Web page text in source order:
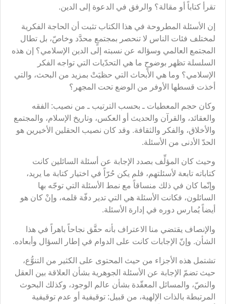
تقرأ كتاباً أو مقالة؟ والرفق في الدعوة إلى الدين.
إن الأسئلة المطروحة في هذا الكتاب تثبت أن الحاجة الفكرية
لمختلف فئات الناس لا تنحصر بمجتمعٍ محدَّد وخاصّ، بل تطال
المجتمع العالمي وسؤاله عن نسبته إلى الدين الإسلامي؟ إن هذه
السلسلة تظهر بوضوحٍ ما هي التحدّيات التي تواجه الفكر
الإسلامي؟ وما هي الأبحاث التي حظيَتْ بمزيد من البحث، والتي
أخذت قسطها الأوفر من الوضع تحت المجهر؟
وكان حجم المعطيات ـ بحسب الترتيب ـ من نصيب: الفقه
والعقائد، والقرآن والحديث أو العكس، وتاريخ الإسلام، والمجتمع
والأخلاق، والفكر والثقافة. وقد كان نصيب الحقلين الأخيرين هو
الحدّ الأدنى من الأسئلة.
وحيث كان المؤلِّف بصدد الإجابة عن أسئلة السائلين كانت
كتاباته تابعة لأسئلتهم، فلم يكن حُرّاً في اختيار كتابة ما يريد،
وإنّما كان في ذلك منساقاً مع نمط الأسئلة التي توجّه بها
السائلون، فكانت الأسئلة هي التي تدير دفّة قلمه، وإنْ كان هو
أيضاً يُمارس دوره في إدارة الأسئلة.
والإنصاف يقتضي منا الاعتراف بأنه حقَّق نجاحاً باهراً في هذا
الشأن. وإنّ الإجابات كانت على الدوام في إطار السؤال وأبعاده.
تشتمل هذه الأجزاء من حيث المحتوى على الكثير من التنوُّع،
حيث تضمّ الإجابة عن الأسئلة الجوهرية بشأن العلاقة بين العقل
والنصّ، والمسائل المعقّدة بشأن عالم الوجود، وكذلك البحوث
المرتبطة بالذات الإلهية، من قبيل: توقيفية أو عدم توقيفية